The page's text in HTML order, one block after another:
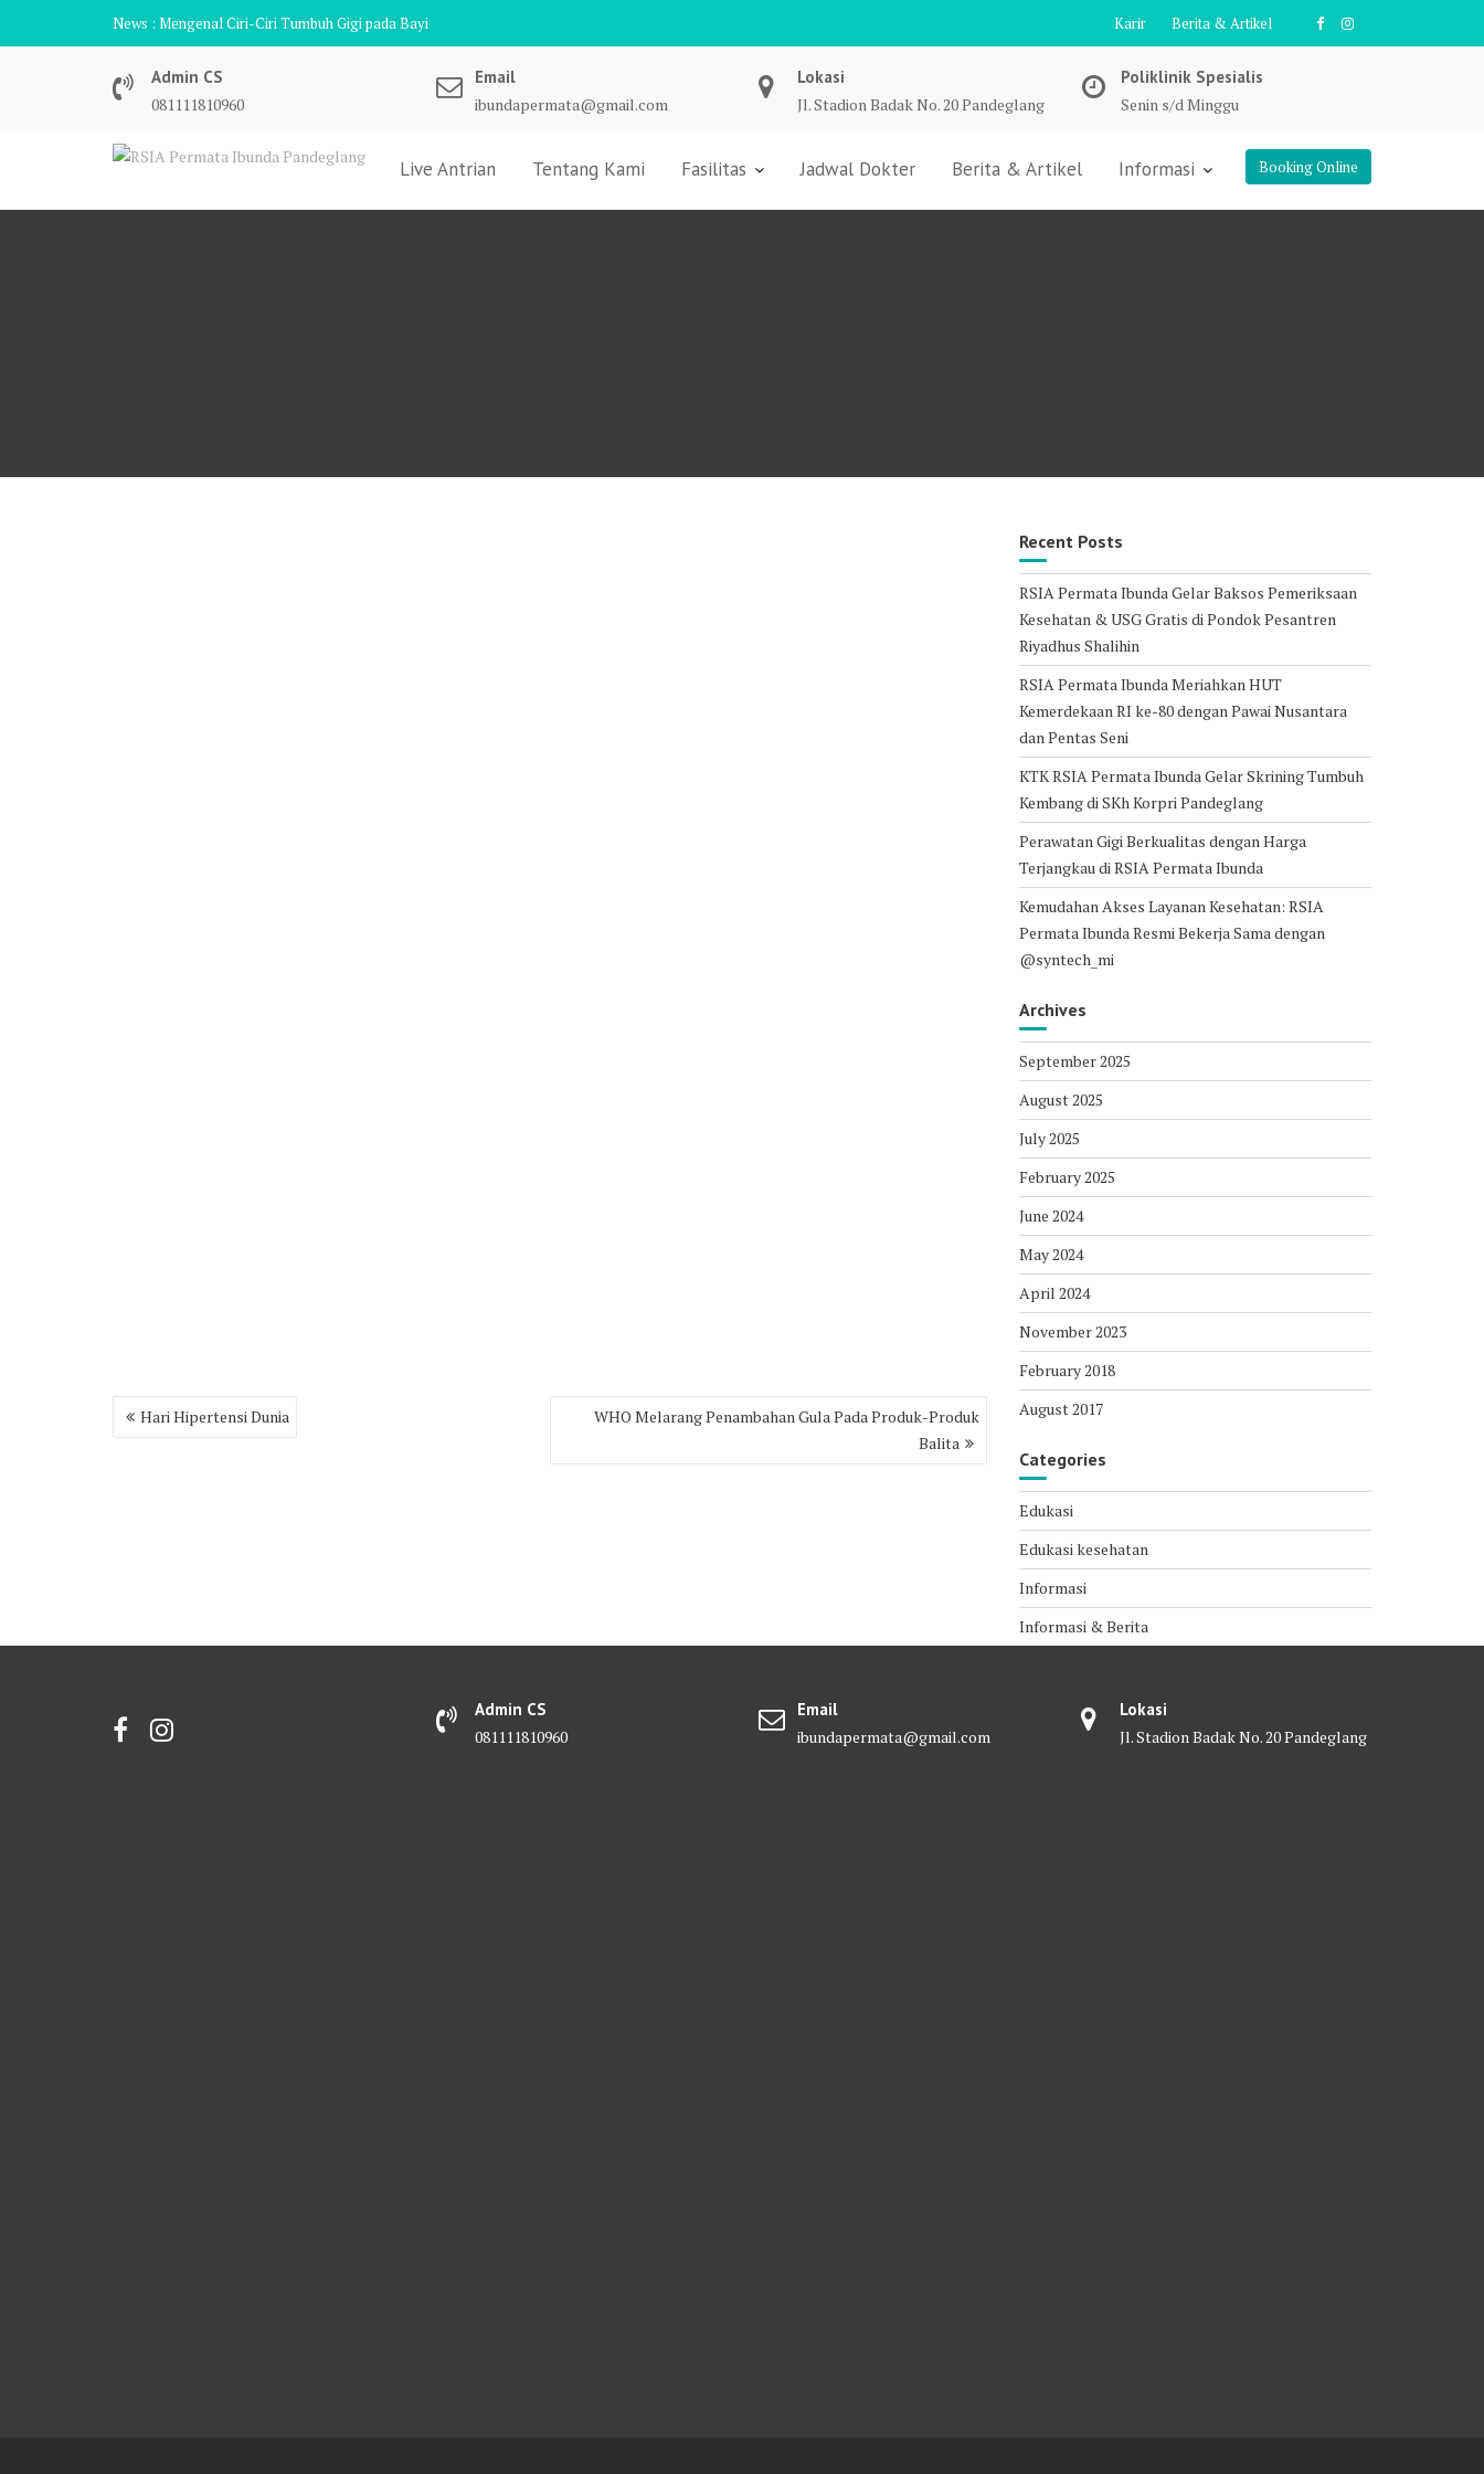
News : Mengenal Ciri-Ciri Tumbuh Gigi pada Bayi Karir Berita & Artikel
Admin CS
081111810960
Email
ibundapermata@gmail.com
Lokasi
Jl. Stadion Badak No. 20 Pandeglang
Poliklinik Spesialis
Senin s/d Minggu
Booking Online
Live Antrian Tentang Kami Fasilitas Jadwal Dokter Berita & Artikel Informasi
Post
navigation
Hari Hipertensi Dunia
WHO Melarang Penambahan Gula Pada Produk-Produk
Balita
Recent Posts
RSIA Permata Ibunda Gelar Baksos Pemeriksaan
Kesehatan & USG Gratis di Pondok Pesantren
Riyadhus Shalihin
RSIA Permata Ibunda Meriahkan HUT
Kemerdekaan RI ke-80 dengan Pawai Nusantara
dan Pentas Seni
KTK RSIA Permata Ibunda Gelar Skrining Tumbuh
Kembang di SKh Korpri Pandeglang
Perawatan Gigi Berkualitas dengan Harga
Terjangkau di RSIA Permata Ibunda
Kemudahan Akses Layanan Kesehatan: RSIA
Permata Ibunda Resmi Bekerja Sama dengan
@syntech_mi
Archives
September 2025
August 2025
July 2025
February 2025
June 2024
May 2024
April 2024
November 2023
February 2018
August 2017
Categories
Edukasi
Edukasi kesehatan
Informasi
Informasi & Berita
Admin CS
081111810960
Email
ibundapermata@gmail.com
Lokasi
Jl. Stadion Badak No. 20 Pandeglang